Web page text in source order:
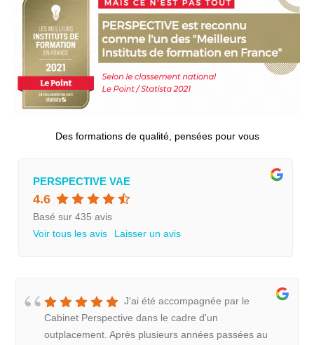
Des formations de qualité, pensées pour vous
PERSPECTIVE VAE
4.6
Basé sur 435 avis
Voir tous les avis
Laisser un avis
J'ai été accompagnée par le
Cabinet Perspective dans le cadre d'un
outplacement. Après plusieurs années passées au